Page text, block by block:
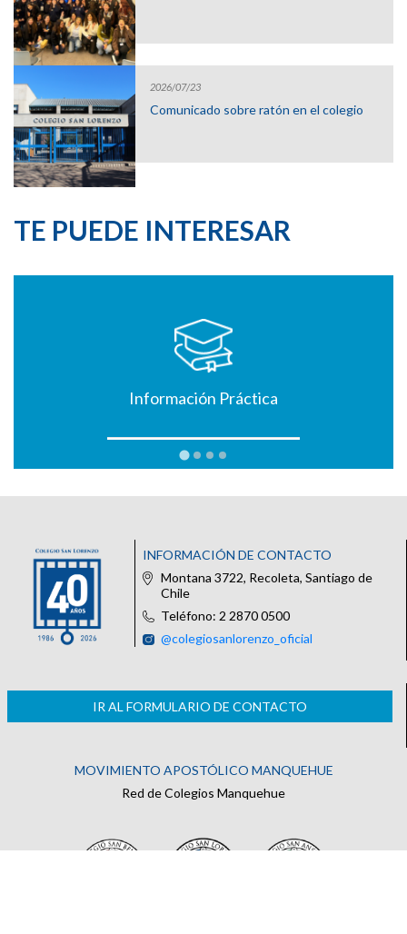
2026/07/23
Comunicado sobre ratón en el colegio
TE PUEDE INTERESAR
Información Práctica
INFORMACIÓN DE CONTACTO
Montana 3722, Recoleta, Santiago de
Chile
Teléfono: 2 2870 0500
@colegiosanlorenzo_oficial
IR AL FORMULARIO DE CONTACTO
MOVIMIENTO APOSTÓLICO MANQUEHUE
Red de Colegios Manquehue